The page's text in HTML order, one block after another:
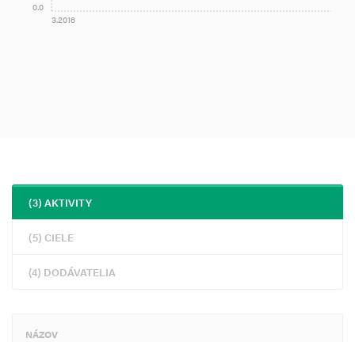
3.2016
0.0
(3) AKTIVITY
(5) CIELE
(4) DODÁVATELIA
NÁZOV